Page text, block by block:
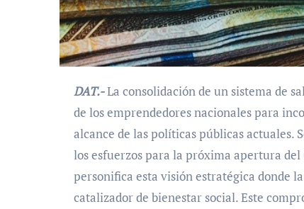
DAT.-La consolidación de un sistema de
de los emprendedores nacionales para
alcance de las políticas públicas actuales.
los esfuerzos para la próxima apertura
personifica esta visión estratégica donde
catalizador de bienestar social. Este